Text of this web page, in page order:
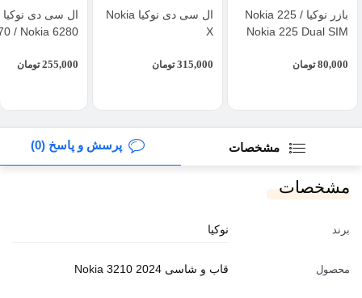
بازر نوکیا Nokia 225 /
Nokia 225 Dual SIM
80,000 تومان
ال سی دی نوکیا Nokia
X
315,000 تومان
/ Nokia 6280
255,000 تومان
مشخصات پرسش و پاسخ (0)
مشخصات
برند نوکیا
محصول قاب و شاسی Nokia 3210 2024